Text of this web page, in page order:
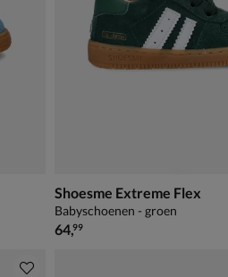
Shoesme Extreme Flex
Babyschoenen - groen
€ 64,99
64,99